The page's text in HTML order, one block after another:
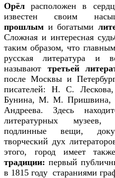
Орёл расположен в
известен своим
прошлым и богатыми
Сложная и интересная
таким образом, что
русская литература и
называют третьей
после Москвы и
писателей: Н. С.
Бунина, М. М. Пришвина,
Андреева. Здесь
литературных
подлинные вещи,
творческий дух
этого, город имеет
традиции: первый
в 1815 году стараниями